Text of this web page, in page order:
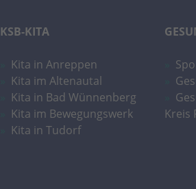
KSB-KITA
Kita in Anreppen
Kita im Altenautal
Kita in Bad Wünnenberg
Kita im Bewegungswerk
Kita in Tudorf
Kreis
Name _dc_gtm_UA-
Anbieter Google Analytics
Laufzeit 1 Minute